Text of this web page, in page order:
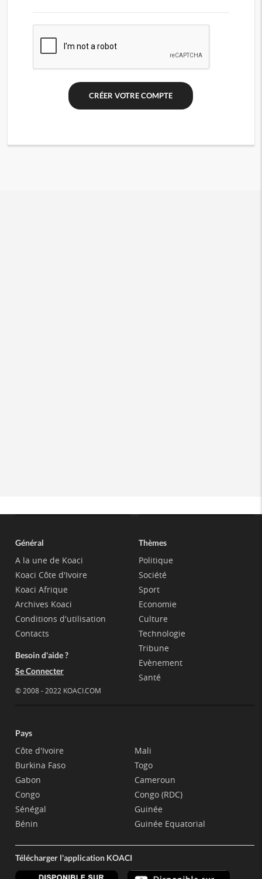
Général
A la une de Koaci
Koaci Côte d'Ivoire
Koaci Afrique
Archives Koaci
Conditions d'utilisation
Contacts
Besoin d'aide ?
Se Connecter
© 2008 - 2022 KOACI.COM
Thèmes
Politique
Société
Sport
Economie
Culture
Technologie
Tribune
Evènement
Santé
Pays
Côte d'Ivoire
Burkina Faso
Gabon
Congo
Sénégal
Bénin
Mali
Togo
Cameroun
Congo (RDC)
Guinée
Guinée Equatorial
Télécharger l'application KOACI